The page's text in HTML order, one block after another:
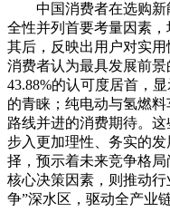
中国消费者在选购新
全性并列首要考量因素，
其后，反映出用户对实
消费者认为最具发展前
43.88%的认可度居首，
的青睐；纯电动与氢燃
路线并进的消费期待。
步入更加理性、务实的
择，预示着未来竞争格
核心决策因素，则推动
争”深水区，驱动全产业